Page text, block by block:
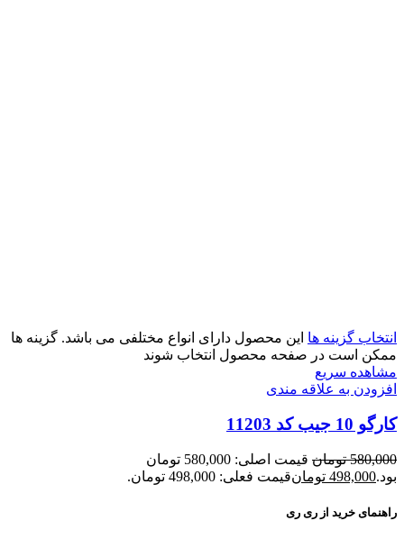
انتخاب گزینه ها این محصول دارای انواع مختلفی می باشد. گزینه ها
ممکن است در صفحه محصول انتخاب شوند
مشاهده سریع
افزودن به علاقه مندی
کارگو 10 جیب کد 11203
580,000 تومان
قیمت اصلی: 580,000 تومان
بود.498,000 تومانقیمت فعلی: 498,000 تومان.
راهنمای خرید از ری ری